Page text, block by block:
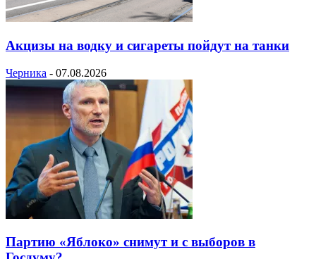
Акцизы на водку и сигареты пойдут на танки
Черника - 07.08.2026
Партию «Яблоко» снимут и с выборов в